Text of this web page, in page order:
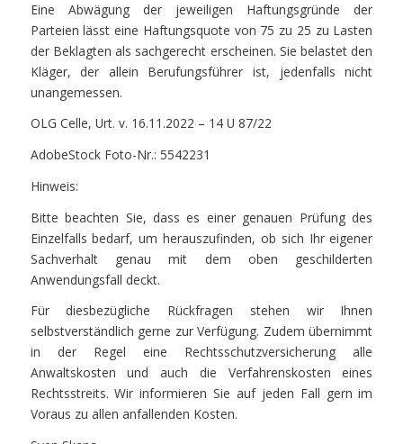
Eine Abwägung der jeweiligen Haftungsgründe der
Parteien lässt eine Haftungsquote von 75 zu 25 zu Lasten
der Beklagten als sachgerecht erscheinen. Sie belastet den
Kläger, der allein Berufungsführer ist, jedenfalls nicht
unangemessen.
OLG Celle, Urt. v. 16.11.2022 – 14 U 87/22
AdobeStock Foto-Nr.: 5542231
Hinweis:
Bitte beachten Sie, dass es einer genauen Prüfung des
Einzelfalls bedarf, um herauszufinden, ob sich Ihr eigener
Sachverhalt genau mit dem oben geschilderten
Anwendungsfall deckt.
Für diesbezügliche Rückfragen stehen wir Ihnen
selbstverständlich gerne zur Verfügung. Zudem übernimmt
in der Regel eine Rechtsschutzversicherung alle
Anwaltskosten und auch die Verfahrenskosten eines
Rechtsstreits. Wir informieren Sie auf jeden Fall gern im
Voraus zu allen anfallenden Kosten.